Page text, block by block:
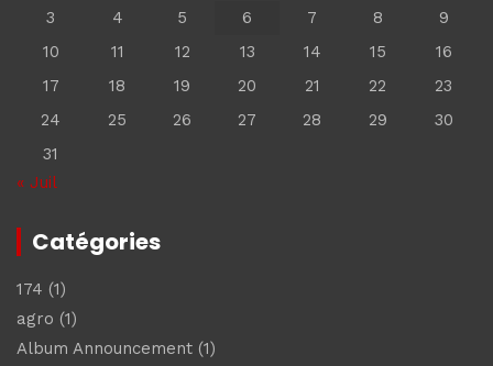
3
4 5 6 7 8
9
10
11 12 13 14 15
16
17
18 19 20 21 22
23
24
25 26 27 28 29
30
31
« Juil
Catégories
174 (1)
agro (1)
Album Announcement (1)